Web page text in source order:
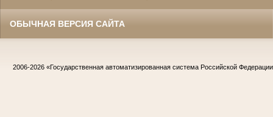
ОБЫЧНАЯ ВЕРСИЯ САЙТА
2006-2026 «Государственная автоматизированная система Российской